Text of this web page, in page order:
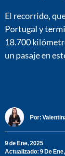
El recorrido,
Portugal y
18.700
un pasaje en
Por:
9 de Ene, 2025
Actualizado: 9 De